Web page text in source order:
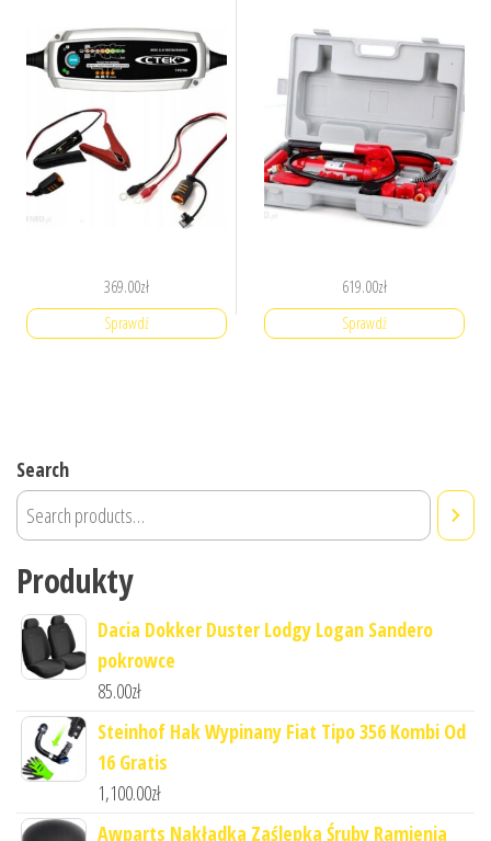
369.00zł
Sprawdź
619.00zł
Sprawdź
Search
Produkty
Dacia Dokker Duster Lodgy Logan Sandero
pokrowce
85.00zł
Steinhof Hak Wypinany Fiat Tipo 356 Kombi Od
16 Gratis
1,100.00zł
Awparts Nakładka Zaślepka Śruby Ramienia